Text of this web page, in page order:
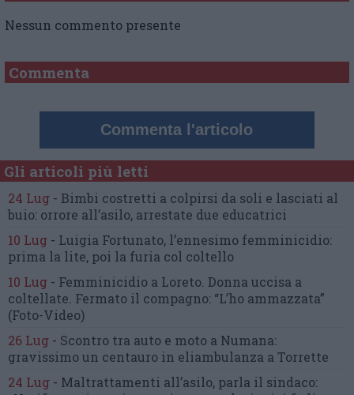
Nessun commento presente
Commenta
Commenta l'articolo
Gli articoli più letti
24 Lug - Bimbi costretti a colpirsi da soli e lasciati al
buio: orrore all’asilo, arrestate due educatrici
10 Lug - Luigia Fortunato, l’ennesimo femminicidio:
prima la lite, poi la furia col coltello
10 Lug - Femminicidio a Loreto. Donna uccisa a
coltellate. Fermato il compagno: “L’ho ammazzata”
(Foto-Video)
26 Lug - Scontro tra auto e moto a Numana:
gravissimo un centauro in eliambulanza a Torrette
24 Lug - Maltrattamenti all’asilo, parla il sindaco: